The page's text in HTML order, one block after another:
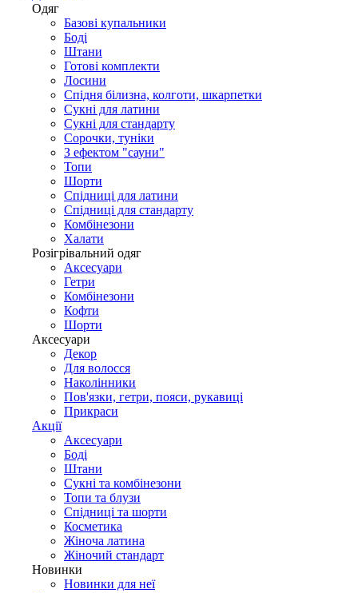
Одяг
Базові купальники
Боді
Штани
Готові комплекти
Лосини
Спідня білизна, колготи, шкарпетки
Сукні для латини
Сукні для стандарту
Сорочки, туніки
З ефектом "сауни"
Топи
Шорти
Спідниці для латини
Спідниці для стандарту
Комбінезони
Халати
Розігрівальний одяг
Аксесуари
Гетри
Комбінезони
Кофти
Шорти
Аксесуари
Декор
Для волосся
Наколінники
Пов'язки, гетри, пояси, рукавиці
Прикраси
Акції
Аксесуари
Боді
Штани
Сукні та комбінезони
Топи та блузи
Спідниці та шорти
Косметика
Жіноча латина
Жіночий стандарт
Новинки
Новинки для неї